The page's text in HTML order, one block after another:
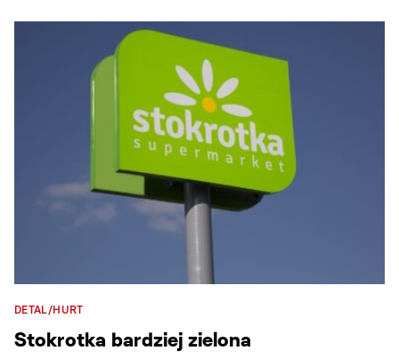
DETAL/HURT
Stokrotka bardziej zielona